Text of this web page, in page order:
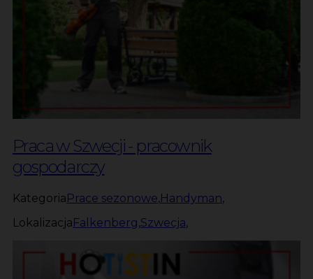
Praca w Szwecji - pracownik
gospodarczy
KategoriaPrace sezonowe,Handyman,
LokalizacjaFalkenberg,Szwecja,